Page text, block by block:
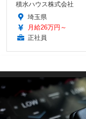
積水ハウス株式会社
埼玉県
月給26万円～
正社員